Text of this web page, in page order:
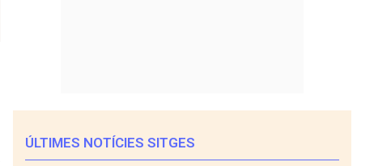
ÚLTIMES NOTÍCIES SITGES